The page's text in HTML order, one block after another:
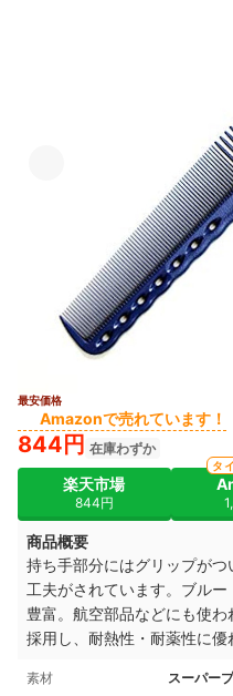
最安価格
Amazonで売れています！
844円 在庫わずか
楽天市場
844円
タ
商品概要
持ち手部分にはグリップが
工夫がされています。ブル
豊富。航空部品などにも使
採用し、耐熱性・耐薬性に優
素材 スーパー